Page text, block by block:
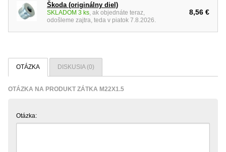
Škoda (originálny diel)
SKLADOM 3 ks , ak objednáte teraz,
odošleme zajtra, teda v piatok 7.8.2026.
8,56 €
OTÁZKA DISKUSIA (0)
OTÁZKA NA PRODUKT ZÁTKA M22X1.5
Otázka: